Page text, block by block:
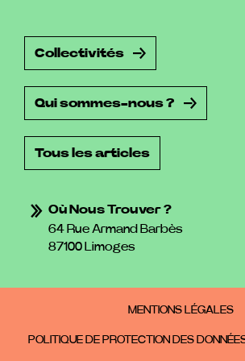
Collectivités
Qui sommes-nous ?
Tous les articles
Où Nous Trouver ?
64 Rue Armand Barbès
87100 Limoges
MENTIONS LÉGALES
POLITIQUE DE PROTECTION DES